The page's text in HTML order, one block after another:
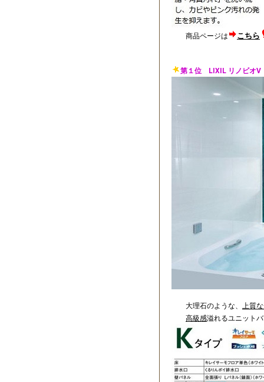
商品ページは こちら
第１位 LIXIL リノビオV
大理石のような、 上質
高級感溢れるユニット